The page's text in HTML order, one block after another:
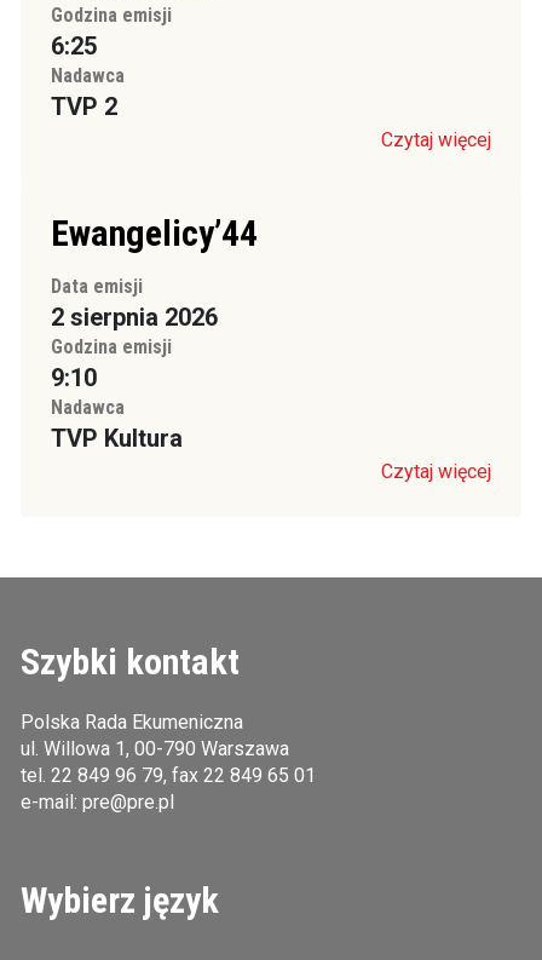
Godzina emisji
6:25
Nadawca
TVP 2
Czytaj więcej
Ewangelicy’44
Data emisji
2 sierpnia 2026
Godzina emisji
9:10
Nadawca
TVP Kultura
Czytaj więcej
Szybki kontakt
Polska Rada Ekumeniczna
ul. Willowa 1, 00-790 Warszawa
tel. 22 849 96 79, fax 22 849 65 01
e-mail: pre@pre.pl
Wybierz język